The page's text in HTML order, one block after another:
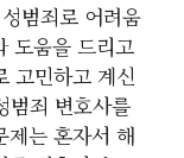
범죄로 어려움
도움을 드리고
고민하고 계신
범죄 변호사를
제는 혼자서 해